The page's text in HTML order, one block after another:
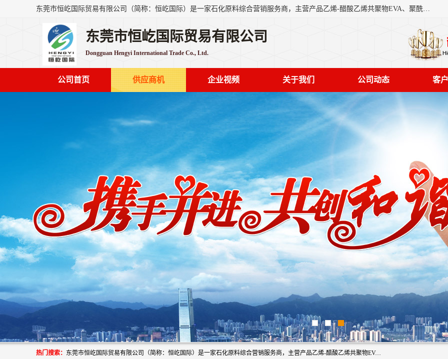
东莞市恒屹国际贸易有限公司（简称：恒屹国际）是一家石化原料综合营销服务商，主营产品乙烯-醋酸乙烯共聚物EVA、聚酰胺PA（尼龙）、醚酯型热塑弹性体TPEE等，公司秉承以市场为导向的战略思想，致力于大宗石化原料在中国市场的营销服务业务，为客户提供一站式的全面服务。
东莞市恒屹国际贸易有限公司
Dongguan Hengyi International Trade Co., Ltd.
公司首页 供应商机 企业视频 关于我们 公司动态 客
热门搜索： 东莞市恒屹国际贸易有限公司（简称：恒屹国际）是一家石化原料综合营销服务商，主营产品乙烯-醋酸乙烯共聚物EVA、聚酰胺PA（尼龙）、醚酯型热塑弹性体TPEE等，公司秉承以市场为导向的战略思想，致力于大宗石化原料在中国市场的营销服务业务，为客户提供一站式的全面服务。